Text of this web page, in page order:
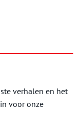
verhalen en het
voor onze